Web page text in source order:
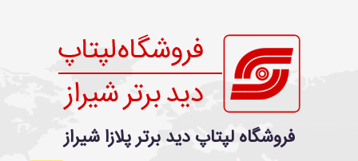
فروشگاه لپتاپ دید برتر پلازا شیراز